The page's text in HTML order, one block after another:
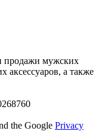
продажи мужских
аксессуаров, а также
the Google Privacy